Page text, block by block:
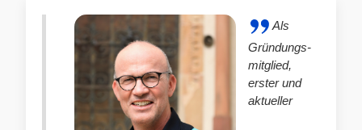
Als
Gründungs-
mitglied,
erster und
aktueller